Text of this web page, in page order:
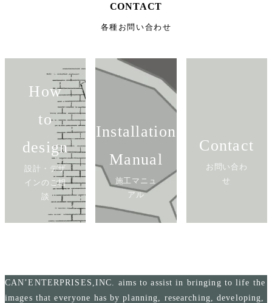
CONTACT
各種お問い合わせ
How
to
design
設計・デザ
インのご相
談
Installation
Manual
施工マニュ
アル
Contact
お問い合わ
せ
CAN’ENTERPRISES,INC. aims to assist in bringing to life the
images that everyone has by planning, researching, developing,